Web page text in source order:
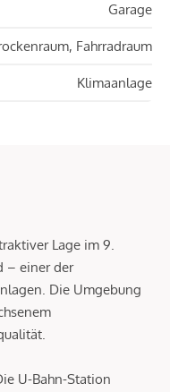
Garage
Fahrradraum
Klimaanlage
Lage im 9.
– einer der
Die Umgebung
U-Bahn-Station